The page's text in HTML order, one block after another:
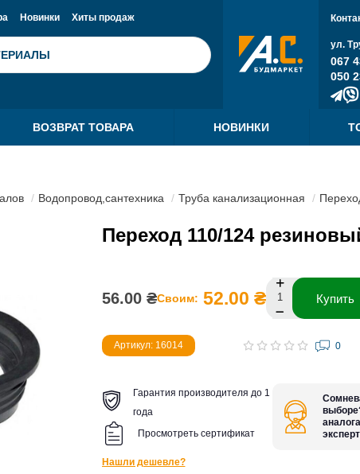
Новинки Хиты продаж
ул.
067
050
ВОЗВРАТ ТОВАРА НОВИНКИ
Водопровод,сантехника Труба канализационная
Переход 110/124
56.00 ₴Своим: 52.00 ₴ Купить
Артикул: 16014 0
Гарантия производителя до 1
года
Просмотреть сертификат
Нашли дешевле?